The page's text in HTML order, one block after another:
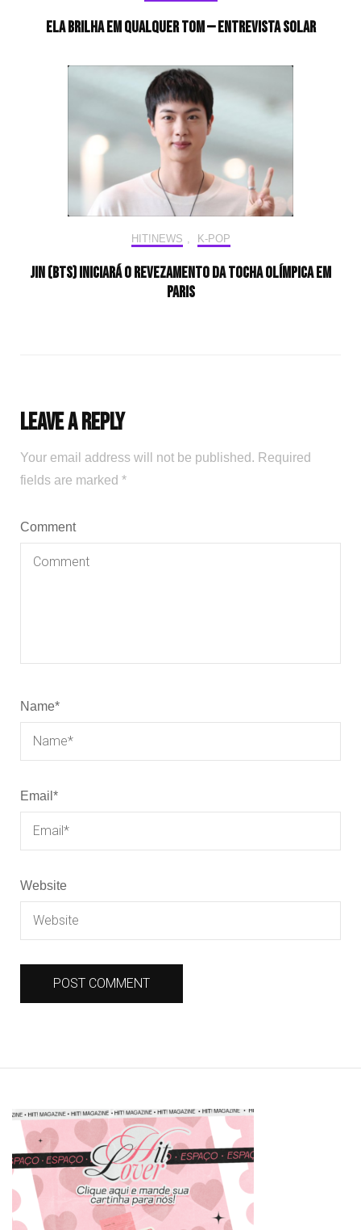
Ela brilha em qualquer tom — Entrevista Solar
HIT!NEWS K-POP
Jin (BTS) iniciará o revezamento da tocha olímpica em
Paris
Leave a Reply
Your email address will not be published. Required
fields are marked *
Comment
Name*
Email *
Website